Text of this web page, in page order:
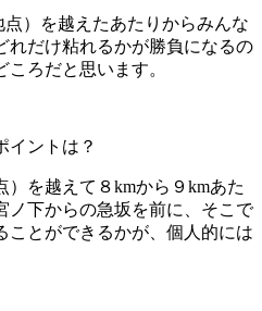
）を越えたあたりからみんな
れだけ粘れるかが勝負になるの
ろだと思います。
イントは？
を越えて８kmから９kmあた
ノ下からの急坂を前に、そこで
ことができるかが、個人的には